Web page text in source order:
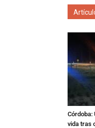
Córdoba:
vida tras